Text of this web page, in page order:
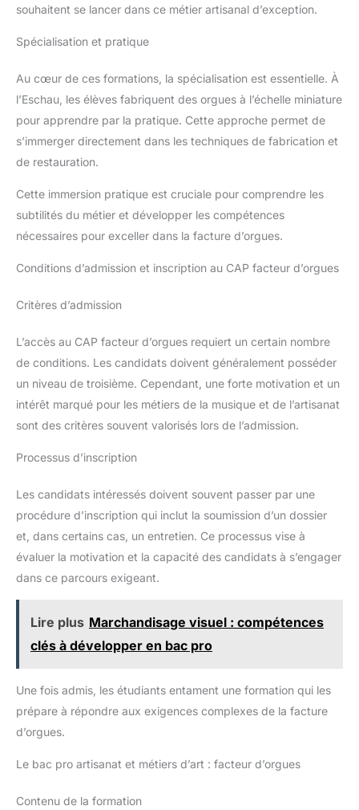
souhaitent se lancer dans ce métier artisanal d’exception.
Spécialisation et pratique
Au cœur de ces formations, la spécialisation est essentielle. À
l’Eschau, les élèves fabriquent des orgues à l’échelle miniature
pour apprendre par la pratique. Cette approche permet de
s’immerger directement dans les techniques de fabrication et
de restauration.
Cette immersion pratique est cruciale pour comprendre les
subtilités du métier et développer les compétences
nécessaires pour exceller dans la facture d’orgues.
Conditions d’admission et inscription au CAP facteur d’orgues
Critères d’admission
L’accès au CAP facteur d’orgues requiert un certain nombre
de conditions. Les candidats doivent généralement posséder
un niveau de troisième. Cependant, une forte motivation et un
intérêt marqué pour les métiers de la musique et de l’artisanat
sont des critères souvent valorisés lors de l’admission.
Processus d’inscription
Les candidats intéressés doivent souvent passer par une
procédure d’inscription qui inclut la soumission d’un dossier
et, dans certains cas, un entretien. Ce processus vise à
évaluer la motivation et la capacité des candidats à s’engager
dans ce parcours exigeant.
Lire plus Marchandisage visuel : compétences
clés à développer en bac pro
Une fois admis, les étudiants entament une formation qui les
prépare à répondre aux exigences complexes de la facture
d’orgues.
Le bac pro artisanat et métiers d’art : facteur d’orgues
Contenu de la formation